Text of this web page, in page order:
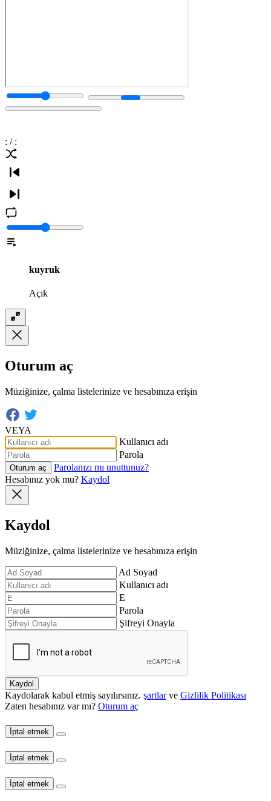
: / :
kuyruk
Açık
Oturum aç
Müziğinize, çalma listelerinize ve hesabınıza erişin
VEYA
Kullanıcı adı
Parola
Oturum aç
Parolanızı mı unuttunuz?
Hesabınız yok mu? Kaydol
Kaydol
Müziğinize, çalma listelerinize ve hesabınıza erişin
Ad Soyad
Kullanıcı adı
E
Parola
Şifreyi Onayla
Kaydol
Kaydolarak kabul etmiş sayılırsınız. şartlar ve Gizlilik Politikası
Zaten hesabınız var mı? Oturum aç
İptal etmek
İptal etmek
İptal etmek